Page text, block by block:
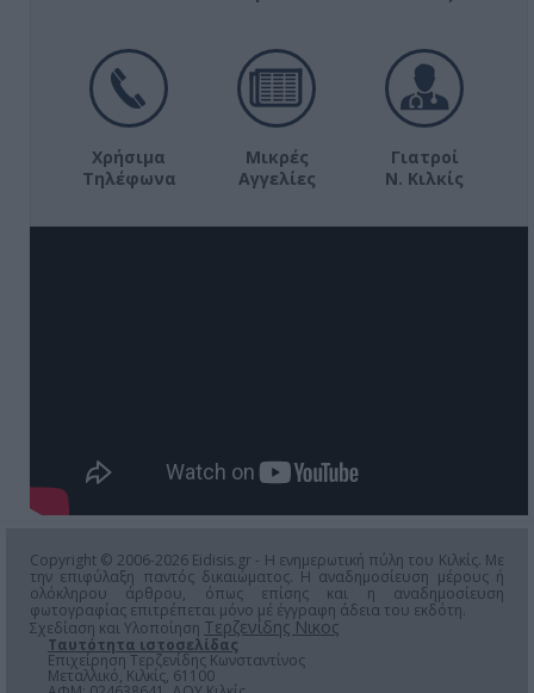
Χρήσιμα
Τηλέφωνα
Μικρές
Αγγελίες
Γιατροί
Ν. Κιλκίς
Copyright © 2006-2026 Eidisis.gr - Η ενημερωτική πύλη του Κιλκίς. Με
την επιφύλαξη παντός δικαιώματος. Η αναδημοσίευση μέρους ή
ολόκληρου άρθρου, όπως επίσης και η αναδημοσίευση
φωτογραφίας επιτρέπεται μόνο μέ έγγραφη άδεια του εκδότη.
Σχεδίαση και Υλοποίηση Τερζενίδης Νικος
Ταυτότητα ιστοσελίδας
Επιχείρηση Τερζενίδης Κωνσταντίνος
Μεταλλικό, Κιλκίς, 61100